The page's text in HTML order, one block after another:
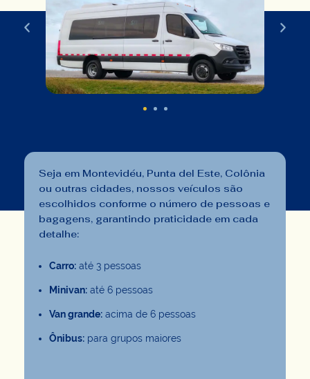
Seja em Montevidéu, Punta del Este, Colônia
ou outras cidades, nossos veículos são
escolhidos conforme o número de pessoas e
bagagens, garantindo praticidade em cada
detalhe:
Carro: até 3 pessoas
Minivan: até 6 pessoas
Van grande: acima de 6 pessoas
Ônibus: para grupos maiores